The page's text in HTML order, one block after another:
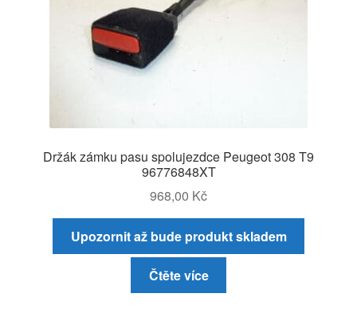
Držák zámku pasu spolujezdce Peugeot 308 T9
96776848XT
968,00 Kč
Upozornit až bude produkt skladem
Čtěte více